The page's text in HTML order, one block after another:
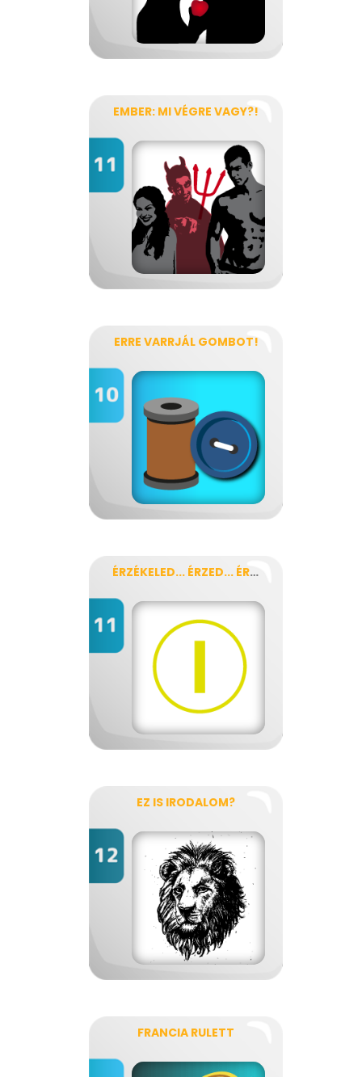
EMBER: MI VÉGRE VAGY?!
ERRE VARRJÁL GOMBOT!
ÉRZÉKELED... ÉRZED... ÉRTED?
EZ IS IRODALOM?
FRANCIA RULETT